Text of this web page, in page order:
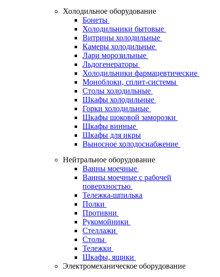
Холодильное оборудование
Бонеты
Холодильники бытовые
Витрины холодильные
Камеры холодильные
Лари морозильные
Льдогенераторы
Холодильники фармацевтические
Моноблоки, сплит-системы
Столы холодильные
Шкафы холодильные
Горки холодильные
Шкафы шоковой заморозки
Шкафы винные
Шкафы для икры
Выносное холодоснабжение
Нейтральное оборудование
Ванны моечные
Ванны моечные с рабочей
поверхностью
Тележка-шпилька
Полки
Противни
Рукомойники
Стеллажи
Столы
Тележки
Шкафы, ящики
Электромеханическое оборудование